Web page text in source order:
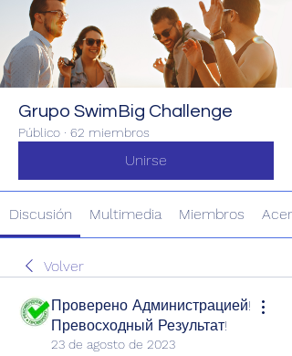
Grupo SwimBig Challenge
Público · 62 miembros
Unirse
Discusión Multimedia Miembros
Volver
Проверено Администрацией!
Превосходный Результат!
23 de agosto de 2023